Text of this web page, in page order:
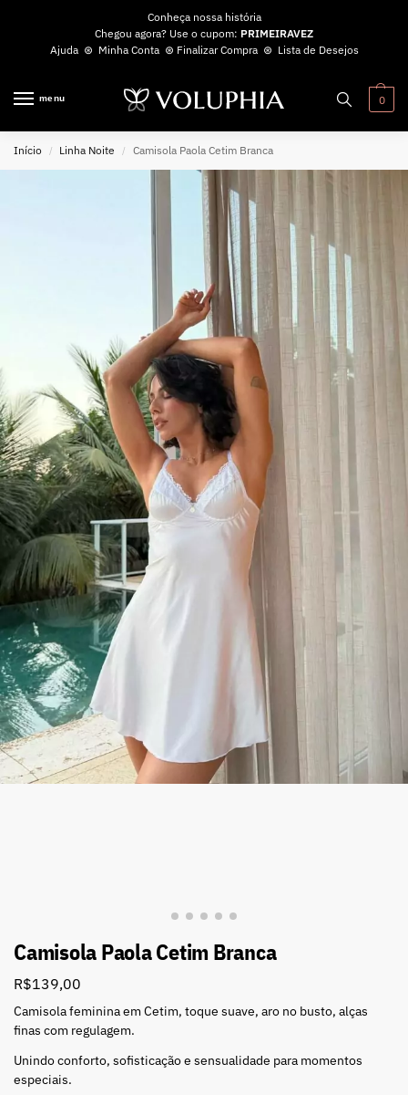
Conheça nossa história
Chegou agora? Use o cupom: PRIMEIRAVEZ
Ajuda⊛ Minha Conta⊛ Finalizar Compra⊛ Lista de Desejos
menu 0
Início / Linha Noite / Camisola Paola Cetim Branca
Camisola Paola Cetim Branca
R$139,00
Camisola feminina em Cetim, toque suave, aro no busto, alças
finas com regulagem.
Unindo conforto, sofisticação e sensualidade para momentos
especiais.